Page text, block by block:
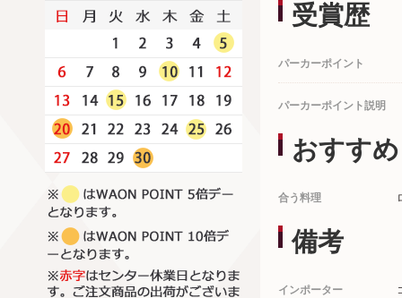
受賞歴
パーカーポイント
パーカーポイント説明
おすすめ
合う料理
備考
インポーター